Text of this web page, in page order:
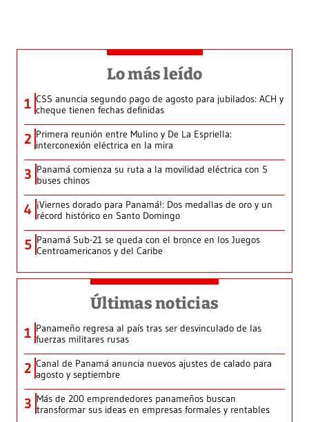
Lo más leído
1 CSS anuncia segundo pago de agosto para jubilados: ACH y
cheque tienen fechas definidas
2 Primera reunión entre Mulino y De La Espriella:
interconexión eléctrica en la mira
3 Panamá comienza su ruta a la movilidad eléctrica con 5
buses chinos
4 ¡Viernes dorado para Panamá!: Dos medallas de oro y un
récord histórico en Santo Domingo
5 Panamá Sub-21 se queda con el bronce en los Juegos
Centroamericanos y del Caribe
Últimas noticias
1 Panameño regresa al país tras ser desvinculado de las
fuerzas militares rusas
2 Canal de Panamá anuncia nuevos ajustes de calado para
agosto y septiembre
3 Más de 200 emprendedores panameños buscan
transformar sus ideas en empresas formales y rentables